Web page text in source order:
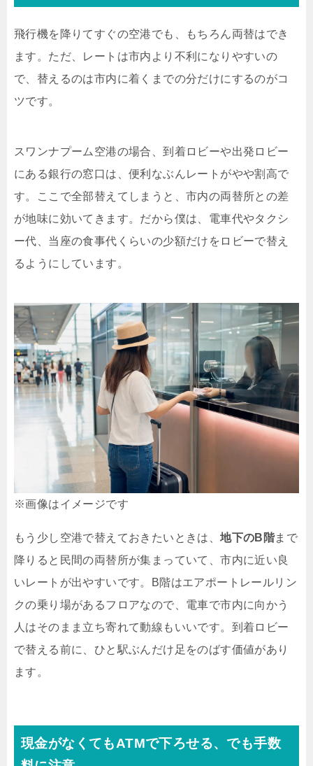
飛行機を降りてすぐの空港でも、もちろん両替はでき
ます。ただ、レートは市内より不利になりやすいの
で、替えるのは市内に着くまでの分だけにするのがコ
ツです。
スワンナプーム空港の場合、到着ロビーや出発ロビー
にある銀行の窓口は、便利なぶんレートがやや割高で
す。ここで全部替えてしまうと、市内の両替所との差
が地味に効いてきます。だから僕は、電車代やタクシ
ー代、当座の食事代くらいの少額だけをロビーで替え
るようにしています。
※画像はイメージです
もう少し空港で替えておきたいときは、地下のB階まで
降りると民間の両替所が集まっていて、市内に近い良
いレートが出やすいです。B階はエアポートレールリン
クの乗り場があるフロアなので、電車で市内に向かう
人はそのまま立ち寄れて動線もいいです。到着ロビー
で替える前に、ひと駅ぶんだけ足をのばす価値があり
ます。
現金がなくてもATMで下ろせる、でも手数